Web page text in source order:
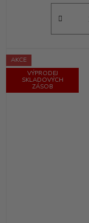
AKCE
VÝPRODEJ
SKLADOVÝCH
ZÁSOB